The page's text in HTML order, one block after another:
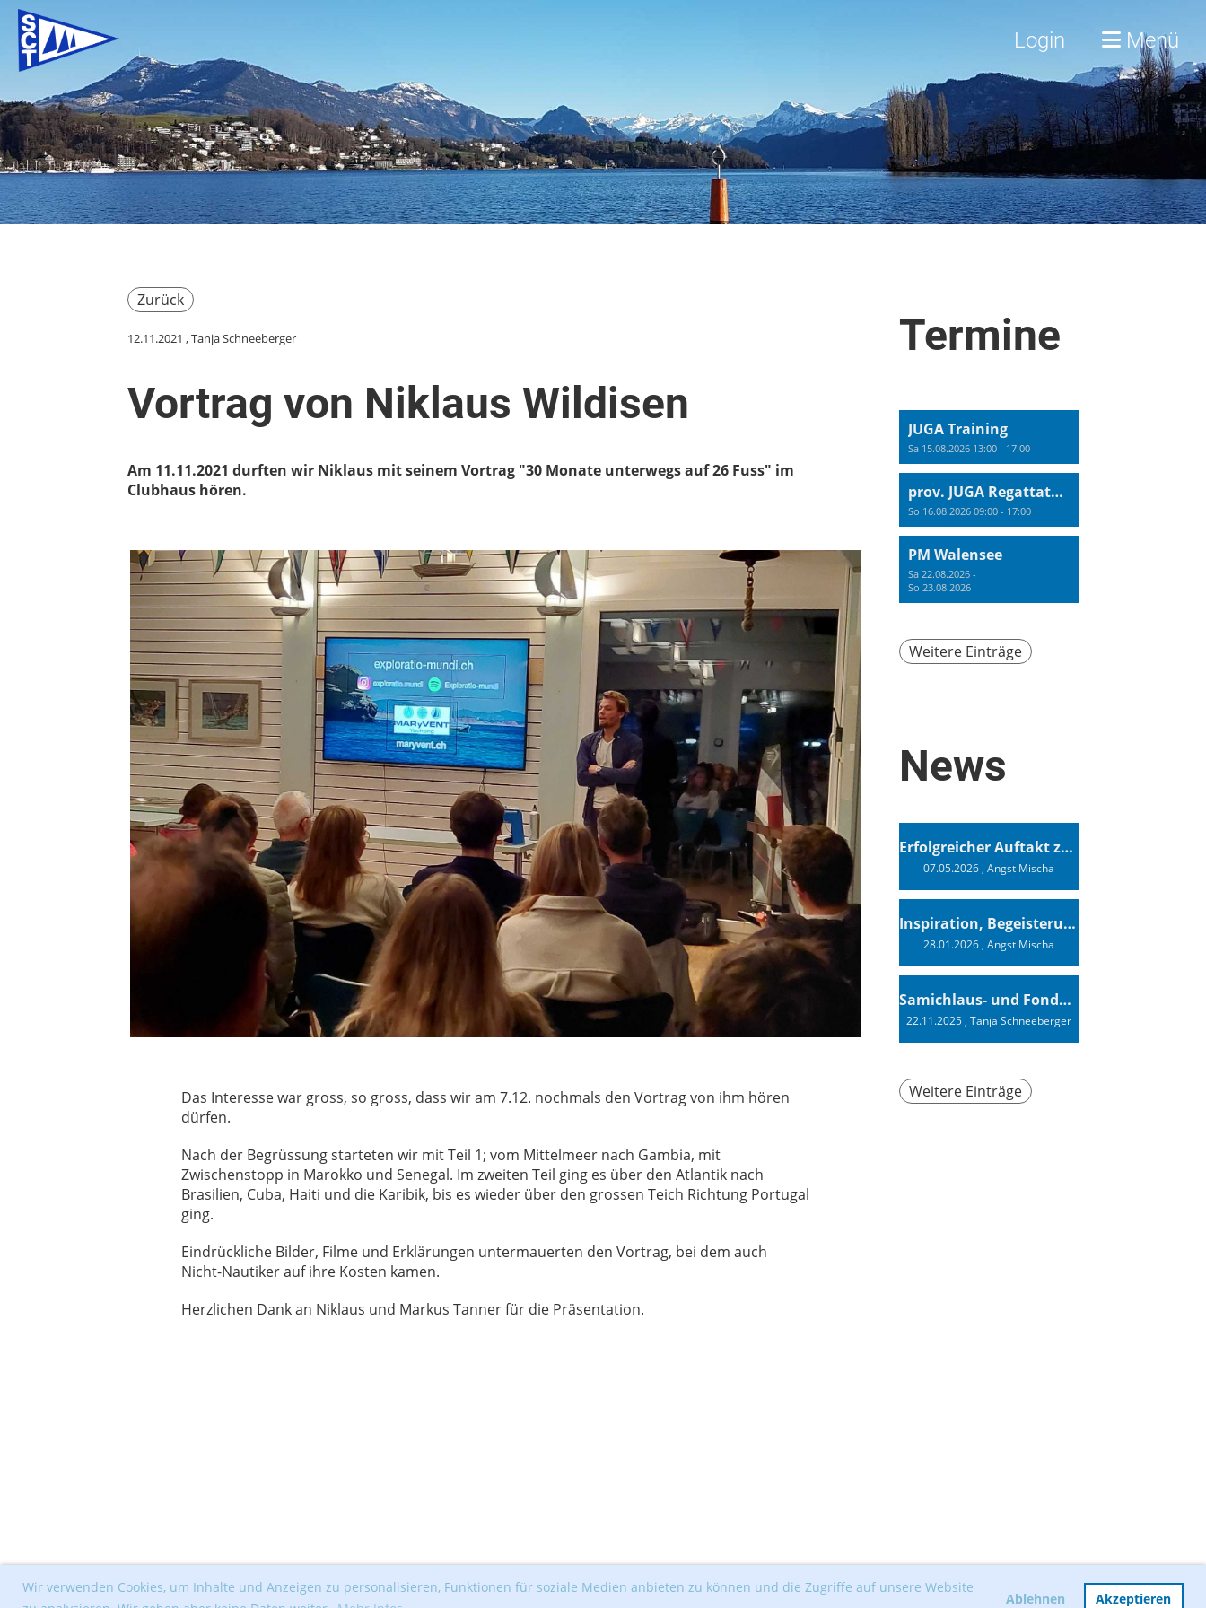
Wir verwenden Cookies, um Inhalte und Anzeigen zu personalisieren, Funktionen für soziale Medien anbieten zu können und die Zugriffe auf unsere Website
Ablehnen Akzeptieren
Login Menü
Zurück
12.11.2021 , Tanja Schneeberger
Vortrag von Niklaus Wildisen
Am 11.11.2021 durften wir Niklaus mit seinem Vortrag "30 Monate unterwegs auf 26 Fuss" im
Clubhaus hören.
Das Interesse war gross, so gross, dass wir am 7.12. nochmals den Vortrag von ihm hören
dürfen.
Nach der Begrüssung starteten wir mit Teil 1; vom Mittelmeer nach Gambia, mit
Zwischenstopp in Marokko und Senegal. Im zweiten Teil ging es über den Atlantik nach
Brasilien, Cuba, Haiti und die Karibik, bis es wieder über den grossen Teich Richtung Portugal
ging.
Eindrückliche Bilder, Filme und Erklärungen untermauerten den Vortrag, bei dem auch
Nicht-Nautiker auf ihre Kosten kamen.
Herzlichen Dank an Niklaus und Markus Tanner für die Präsentation.
Termine
JUGA Training
Sa 15.08.2026 13:00 - 17:00
prov. JUGA Regattatraining
So 16.08.2026 09:00 - 17:00
PM Walensee
Sa 22.08.2026 -
So 23.08.2026
Weitere Einträge
News
Erfolgreicher Auftakt zur Swiss Sailing Challenge League 2026
07.05.2026, Angst Mischa
Inspiration, Begeisterung - Ein Vortrag von Vendée-Globe-Finisher Oliver Heer
28.01.2026, Angst Mischa
Samichlaus- und Fonduabend
22.11.2025, Tanja Schneeberger
Weitere Einträge